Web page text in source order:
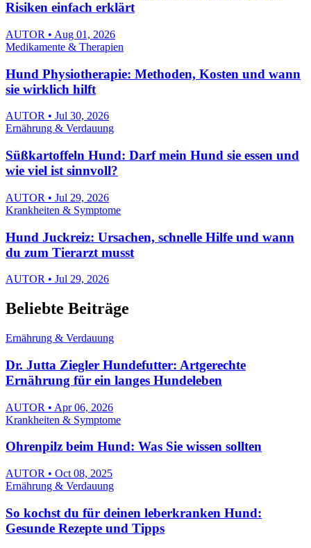
Risiken einfach erklärt
AUTOR • Aug 01, 2026
Medikamente & Therapien
Hund Physiotherapie: Methoden, Kosten und wann
sie wirklich hilft
AUTOR • Jul 30, 2026
Ernährung & Verdauung
Süßkartoffeln Hund: Darf mein Hund sie essen und
wie viel ist sinnvoll?
AUTOR • Jul 29, 2026
Krankheiten & Symptome
Hund Juckreiz: Ursachen, schnelle Hilfe und wann
du zum Tierarzt musst
AUTOR • Jul 29, 2026
Beliebte Beiträge
Ernährung & Verdauung
Dr. Jutta Ziegler Hundefutter: Artgerechte
Ernährung für ein langes Hundeleben
AUTOR • Apr 06, 2026
Krankheiten & Symptome
Ohrenpilz beim Hund: Was Sie wissen sollten
AUTOR • Oct 08, 2025
Ernährung & Verdauung
So kochst du für deinen leberkranken Hund:
Gesunde Rezepte und Tipps